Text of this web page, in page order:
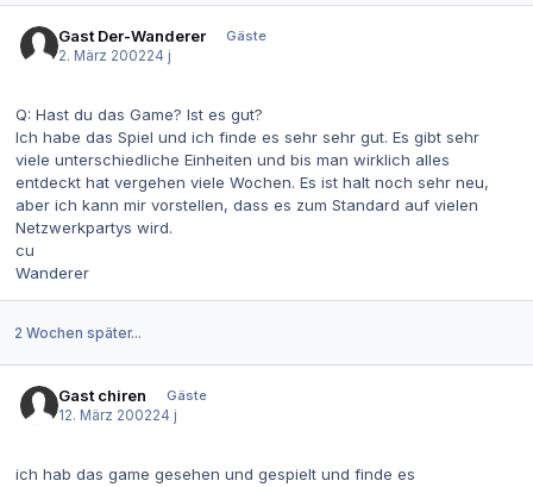
Gast Der-Wanderer
Gäste
2. März 200224 j
Q: Hast du das Game? Ist es gut?
Ich habe das Spiel und ich finde es sehr sehr gut. Es gibt sehr
viele unterschiedliche Einheiten und bis man wirklich alles
entdeckt hat vergehen viele Wochen. Es ist halt noch sehr neu,
aber ich kann mir vorstellen, dass es zum Standard auf vielen
Netzwerkpartys wird.
cu
Wanderer
2 Wochen später...
Gast chiren
Gäste
12. März 200224 j
ich hab das game gesehen und gespielt und finde es